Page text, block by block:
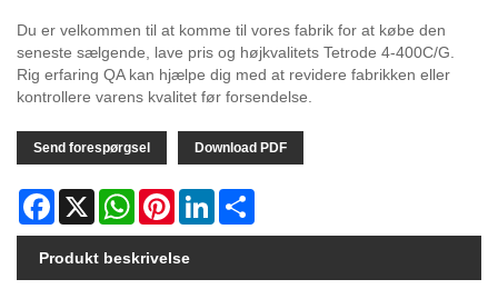
Du er velkommen til at komme til vores fabrik for at købe den
seneste sælgende, lave pris og højkvalitets Tetrode 4-400C/G.
Rig erfaring QA kan hjælpe dig med at revidere fabrikken eller
kontrollere varens kvalitet før forsendelse.
Send forespørgsel Download PDF
Facebook
X WhatsAppPinterestLinkedIn
Produkt beskrivelse